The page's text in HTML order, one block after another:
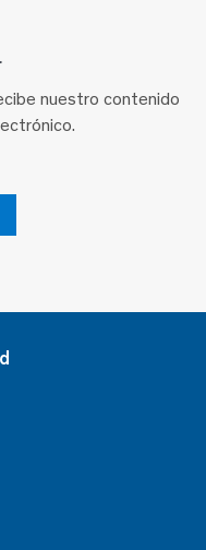
nuestro contenido